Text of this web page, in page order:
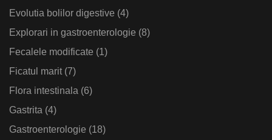
Evolutia bolilor digestive (4)
Explorari in gastroenterologie (8)
Fecalele modificate (1)
Ficatul marit(7)
Flora intestinala (6)
Gastrita (4)
Gastroenterologie (18)